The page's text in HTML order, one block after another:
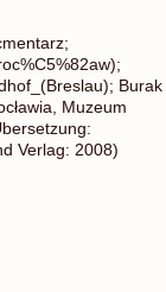
Burak
Muzeum
Verlag: 2008)